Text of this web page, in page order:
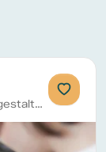
Mit dem tonartigen Material Silver Clay gestalten wir über 3 Stunden Schmuckstücke.